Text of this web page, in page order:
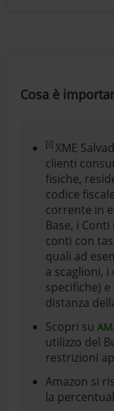
Cosa è
[i] XME
clienti
fisiche,
codice
corrente in
Base, i
conti con
quali ad
a scaglioni,
specifiche)
distanza
Scopri su
utilizzo del
restrizioni
Amazon si
la